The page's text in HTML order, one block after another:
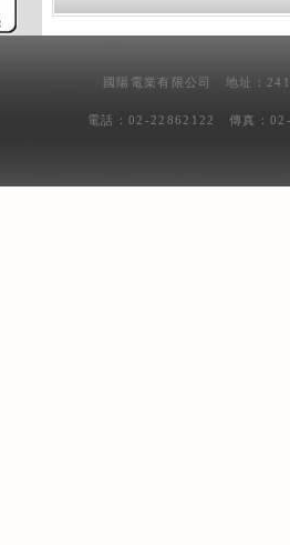
國陽電業有限公司 地址：
電話：02-22862122 傳真：